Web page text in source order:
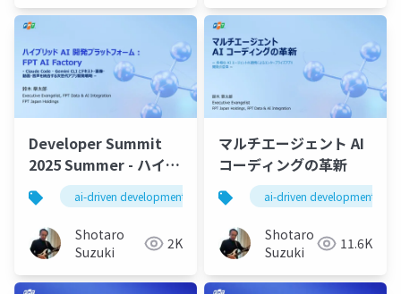
Developer Summit
2025 Summer - ハイブ
リッドAI開発プラット
フォーム：FPT AI
Factory - Claude
Code・Gemini CLIと
テキスト・画像・動
ai-driven development fpt ai factory multi modal
Shotaro
Suzuki
2K
マルチエージェント AI
コーディングの革新
ai-driven development
Shotaro
Suzuki
11.6K